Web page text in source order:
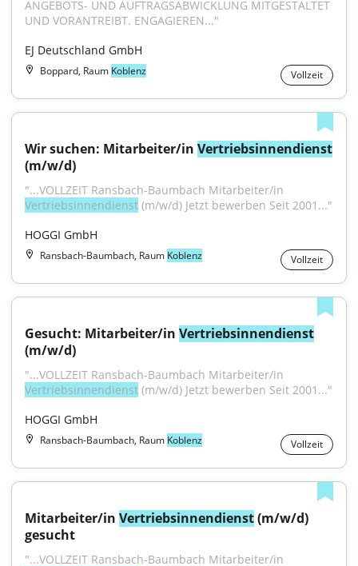
ANGEBOTS- UND AUFTRAGSABWICKLUNG MITGESTALTET
UND VORANTREIBT. ENGAGIEREN..."
EJ Deutschland GmbH
Boppard, Raum Koblenz Vollzeit
Wir suchen: Mitarbeiter/in Vertriebsinnendienst
(m/w/d)
Vertriebsinnendienst (m/w/d) Jetzt bewerben Seit 2001..."
HOGGI GmbH
Ransbach-Baumbach, Raum Koblenz Vollzeit
Gesucht: Mitarbeiter/in Vertriebsinnendienst
(m/w/d)
Vertriebsinnendienst (m/w/d) Jetzt bewerben Seit 2001..."
HOGGI GmbH
Ransbach-Baumbach, Raum Koblenz Vollzeit
Mitarbeiter/in Vertriebsinnendienst (m/w/d)
gesucht